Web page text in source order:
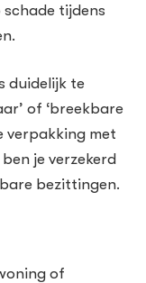
schade tijdens
duidelijk te
of ‘breekbare
verpakking met
je verzekerd
bezittingen.
of